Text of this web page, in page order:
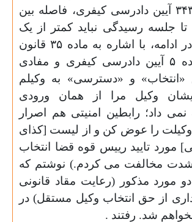
موجب ماده ۳۴۳ آیین دادرسی کیفری، فاصله بین
تا جلسه رسیدگی نباید کمتر از یک
هفته باشد.» در ادامه، با اشاره به ماده ۳۵ قانون
اساسی و ماده ۵ آیین دادرسی کیفری و مفادی
«انتخاب» و «دسترسی» به وکیلم
وکیل مرا از همان ورودی
داد؛ رابطین امنیتی هم اصرار
را عوض کن و از لیست [کذای
مورد تایید رییس قوه قضا انتخاب
مخالفت می کردم.) نوشتم که
مورد مذکور (رعایت مقاد قانونی
از حق انتخاب وکیل مستقل) در
شد. رفتند .